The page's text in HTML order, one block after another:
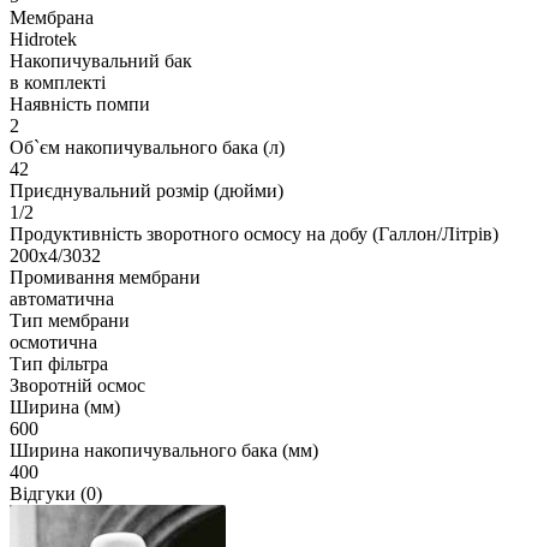
Мембрана
Hidrotek
Накопичувальний бак
в комплекті
Наявність помпи
2
Об`єм накопичувального бака (л)
42
Приєднувальний розмір (дюйми)
1/2
Продуктивність зворотного осмосу на добу (Галлон/Літрів)
200х4/3032
Промивання мембрани
автоматична
Тип мембрани
осмотична
Тип фільтра
Зворотній осмос
Ширина (мм)
600
Ширина накопичувального бака (мм)
400
Відгуки (0)